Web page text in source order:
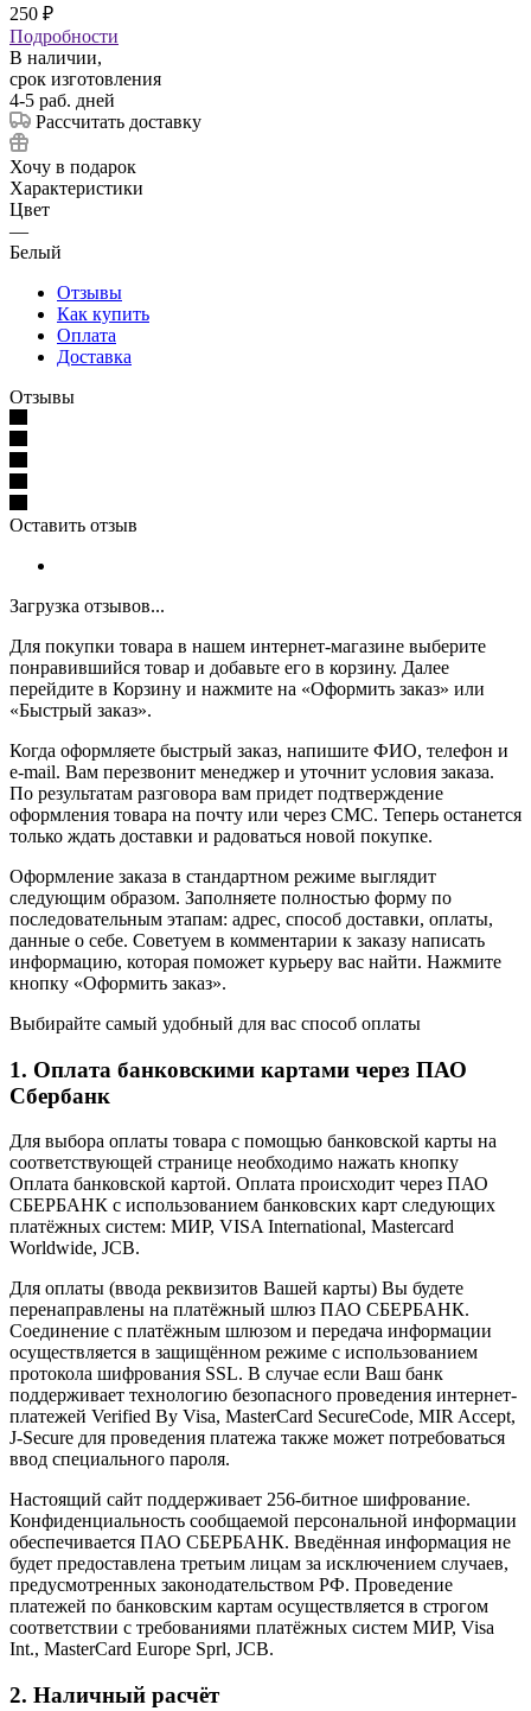
250 ₽
Подробности
В наличии,
срок изготовления
4-5 раб. дней
Рассчитать доставку
Хочу в подарок
Характеристики
Цвет
—
Белый
Отзывы
Как купить
Оплата
Доставка
Отзывы
Оставить отзыв
Загрузка отзывов...
Для покупки товара в нашем интернет-магазине выберите
понравившийся товар и добавьте его в корзину. Далее
перейдите в Корзину и нажмите на «Оформить заказ» или
«Быстрый заказ».
Когда оформляете быстрый заказ, напишите ФИО, телефон и
e-mail. Вам перезвонит менеджер и уточнит условия заказа.
По результатам разговора вам придет подтверждение
оформления товара на почту или через СМС. Теперь останется
только ждать доставки и радоваться новой покупке.
Оформление заказа в стандартном режиме выглядит
следующим образом. Заполняете полностью форму по
последовательным этапам: адрес, способ доставки, оплаты,
данные о себе. Советуем в комментарии к заказу написать
информацию, которая поможет курьеру вас найти. Нажмите
кнопку «Оформить заказ».
Выбирайте самый удобный для вас способ оплаты
1. Оплата банковскими картами через ПАО
Сбербанк
Для выбора оплаты товара с помощью банковской карты на
соответствующей странице необходимо нажать кнопку
Оплата банковской картой. Оплата происходит через ПАО
СБЕРБАНК с использованием банковских карт следующих
платёжных систем: МИР, VISA International, Mastercard
Worldwide, JCB.
Для оплаты (ввода реквизитов Вашей карты) Вы будете
перенаправлены на платёжный шлюз ПАО СБЕРБАНК.
Соединение с платёжным шлюзом и передача информации
осуществляется в защищённом режиме с использованием
протокола шифрования SSL. В случае если Ваш банк
поддерживает технологию безопасного проведения интернет-
платежей Verified By Visa, MasterCard SecureCode, MIR Accept,
J-Secure для проведения платежа также может потребоваться
ввод специального пароля.
Настоящий сайт поддерживает 256-битное шифрование.
Конфиденциальность сообщаемой персональной информации
обеспечивается ПАО СБЕРБАНК. Введённая информация не
будет предоставлена третьим лицам за исключением случаев,
предусмотренных законодательством РФ. Проведение
платежей по банковским картам осуществляется в строгом
соответствии с требованиями платёжных систем МИР, Visa
Int., MasterCard Europe Sprl, JCB.
2. Наличный расчёт